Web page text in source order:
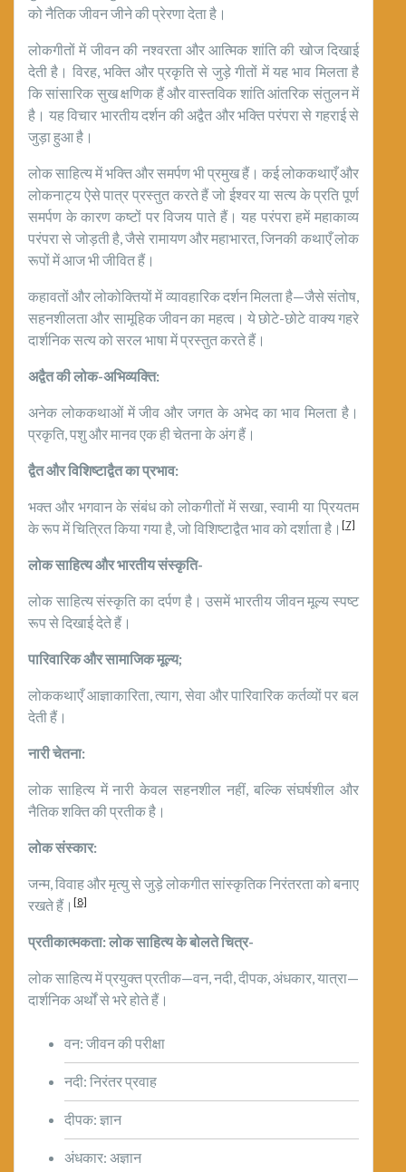
को नैतिक जीवन जीने की प्रेरणा देता है।
लोकगीतों में जीवन की नश्वरता और आत्मिक शांति की खोज दिखाई
देती है। विरह, भक्ति और प्रकृति से जुड़े गीतों में यह भाव मिलता है
कि सांसारिक सुख क्षणिक हैं और वास्तविक शांति आंतरिक संतुलन में
है। यह विचार भारतीय दर्शन की अद्वैत और भक्ति परंपरा से गहराई से
जुड़ा हुआ है।
लोक साहित्य में भक्ति और समर्पण भी प्रमुख हैं। कई लोककथाएँ और
लोकनाट्य ऐसे पात्र प्रस्तुत करते हैं जो ईश्वर या सत्य के प्रति पूर्ण
समर्पण के कारण कष्टों पर विजय पाते हैं। यह परंपरा हमें महाकाव्य
परंपरा से जोड़ती है, जैसे रामायण और महाभारत, जिनकी कथाएँ लोक
रूपों में आज भी जीवित हैं।
कहावतों और लोकोक्तियों में व्यावहारिक दर्शन मिलता है—जैसे संतोष,
सहनशीलता और सामूहिक जीवन का महत्व। ये छोटे-छोटे वाक्य गहरे
दार्शनिक सत्य को सरल भाषा में प्रस्तुत करते हैं।
अद्वैत की लोक-अभिव्यक्ति:
अनेक लोककथाओं में जीव और जगत के अभेद का भाव मिलता है।
प्रकृति, पशु और मानव एक ही चेतना के अंग हैं।
द्वैत और विशिष्टाद्वैत का प्रभाव:
भक्त और भगवान के संबंध को लोकगीतों में सखा, स्वामी या प्रियतम
के रूप में चित्रित किया गया है, जो विशिष्टाद्वैत भाव को दर्शाता है। [7]
लोक साहित्य और भारतीय संस्कृति-
लोक साहित्य संस्कृति का दर्पण है। उसमें भारतीय जीवन मूल्य स्पष्ट
रूप से दिखाई देते हैं।
पारिवारिक और सामाजिक मूल्य;
लोककथाएँ आज्ञाकारिता, त्याग, सेवा और पारिवारिक कर्तव्यों पर बल
देती हैं।
नारी चेतना:
लोक साहित्य में नारी केवल सहनशील नहीं, बल्कि संघर्षशील और
नैतिक शक्ति की प्रतीक है।
लोक संस्कार:
जन्म, विवाह और मृत्यु से जुड़े लोकगीत सांस्कृतिक निरंतरता को बनाए
रखते हैं। [8]
प्रतीकात्मकता: लोक साहित्य के बोलते चित्र-
लोक साहित्य में प्रयुक्त प्रतीक—वन, नदी, दीपक, अंधकार, यात्रा—
दार्शनिक अर्थों से भरे होते हैं।
वन: जीवन की परीक्षा
नदी: निरंतर प्रवाह
दीपक: ज्ञान
अंधकार: अज्ञान